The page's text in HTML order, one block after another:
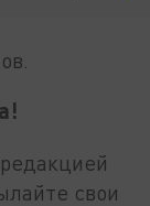
свои